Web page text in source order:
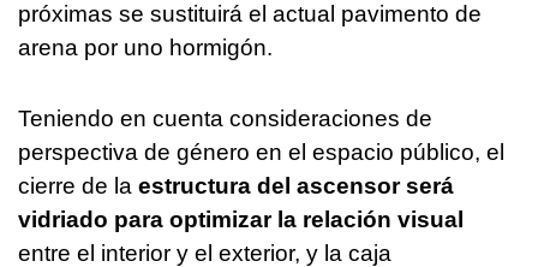
próximas se sustituirá el actual pavimento de
arena por uno hormigón.
Teniendo en cuenta consideraciones de
perspectiva de género en el espacio público, el
cierre de la estructura del ascensor será
vidriado para optimizar la relación visual
entre el interior y el exterior, y la caja